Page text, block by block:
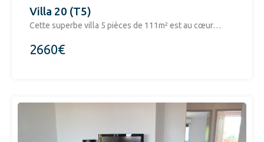
Villa 20 (T5)
​Cette superbe villa 5 pièces de 111m² est au cœur…
2660€